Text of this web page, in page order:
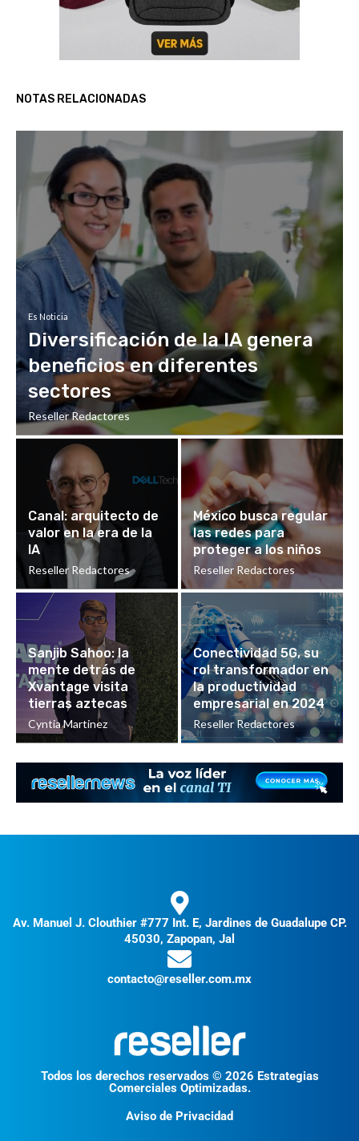
NOTAS RELACIONADAS
Es Noticia
Diversificación de la IA genera
beneficios en diferentes
sectores
Reseller Redactores
Canal: arquitecto de
valor en la era de la
IA
Reseller Redactores
México busca regular
las redes para
proteger a los niños
Reseller Redactores
Sanjib Sahoo: la
mente detrás de
Xvantage visita
tierras aztecas
Cyntia Martinez
Conectividad 5G, su
rol transformador en
la productividad
empresarial en 2024
Reseller Redactores
Av. Manuel J. Clouthier #777 Int. E, Jardines de Guadalupe CP.
45030, Zapopan, Jal
contacto@reseller.com.mx
Todos los derechos reservados © 2026 Estrategias
Comerciales Optimizadas.
Aviso de Privacidad